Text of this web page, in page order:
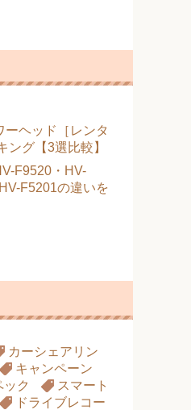
ヘッド［レンタ
ング【3選比較】
F9520・HV-
F5201の違いを
カーシェアリン
キャンペーン
ック
スマート
ドライブレコー